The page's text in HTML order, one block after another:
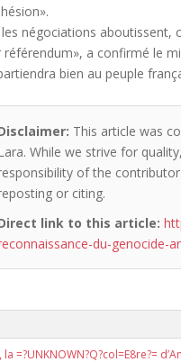
les négociations aboutissent,
référendum», a confirmé le
bien au peuple
This article was
While we strive for
of the
or citing.
link to this article:
du-genocide-
la =?UNKNOWN?Q?col=E8re?=